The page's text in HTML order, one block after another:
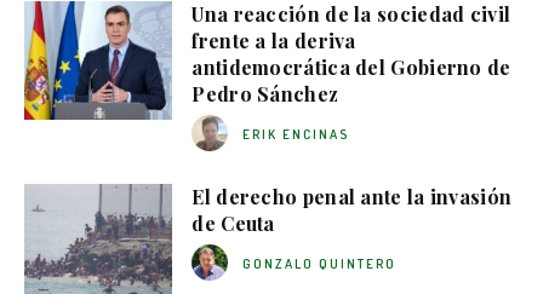
Una reacción de la sociedad civil
frente a la deriva
antidemocrática del Gobierno de
Pedro Sánchez
ERIK ENCINAS
El derecho penal ante la invasión
de Ceuta
GONZALO QUINTERO